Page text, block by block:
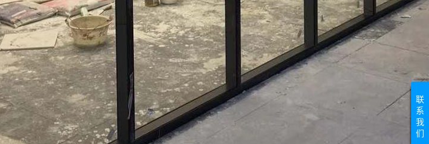
联
系
我
们